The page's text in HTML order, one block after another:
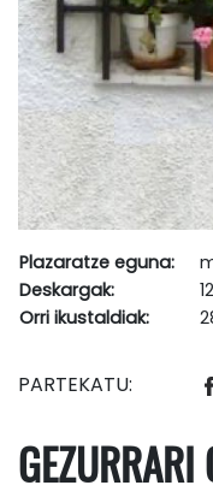
Plazaratze eguna:
Deskargak:
Orri ikustaldiak:
PARTEKATU:
GEZURRARI